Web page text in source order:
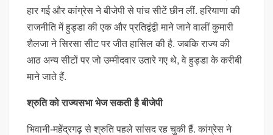
हार गई और कांग्रेस ने बीजेपी से पांच सीटें छीन लीं. हरियाणा की
राजनीति में हुड्डा की एक और प्रतिद्वंद्वी माने जाने वालीं कुमारी
शैलजा ने सिरसा सीट पर जीत हासिल की है. जबकि राज्य की
आठ अन्य सीटों पर जो उम्मीदवार उतारे गए थे, वे हुड्डा के करीबी
माने जाते हैं.
श्रुति को राज्यसभा भेज सकती है बीजेपी
भिवानी-महेंद्रगढ़ से श्रुति पहले सांसद रह चुकी हैं. कांग्रेस ने